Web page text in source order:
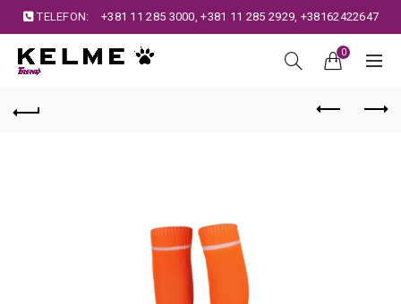
TELEFON: +381 11 285 3000,+381 11 285 2929, +38162422647
0